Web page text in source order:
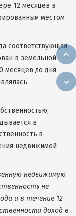
12 месяцев в
местом
соответствующая
в земельной
месяцев до дня
в
в
недвижимой
недвижимую
не
и в течение 12
доход в